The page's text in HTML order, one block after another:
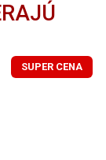
SUPER CENA